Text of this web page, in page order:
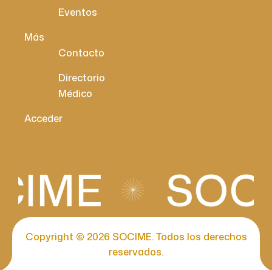
Eventos
Más
Contacto
Directorio
Médico
Acceder
Copyright © 2026 SOCIME. Todos los derechos
reservados.